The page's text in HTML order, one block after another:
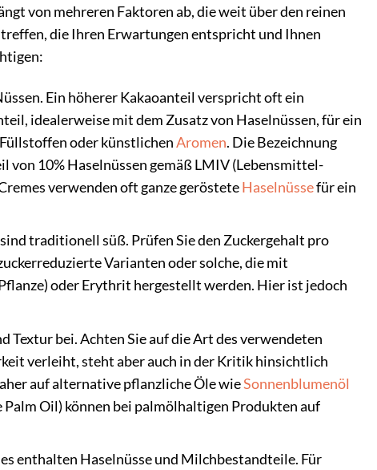
von mehreren Faktoren ab, die weit über den reinen
die Ihren Erwartungen entspricht und Ihnen
Ein höherer Kakaoanteil verspricht oft ein
idealerweise mit dem Zusatz von Haselnüssen, für ein
oder künstlichenAromen. Die Bezeichnung
von 10% Haselnüssen gemäß LMIV (Lebensmittel-
verwenden oft ganze gerösteteHaselnüssefür ein
traditionell süß. Prüfen Sie den Zuckergehalt pro
Varianten oder solche, die mit
oder Erythrit hergestellt werden. Hier ist jedoch
Textur bei. Achten Sie auf die Art des verwendeten
verleiht, steht aber auch in der Kritik hinsichtlich
auf alternative pflanzliche Öle wieSonnenblumenöl
Oil) können bei palmölhaltigen Produkten auf
enthalten Haselnüsse und Milchbestandteile. Für